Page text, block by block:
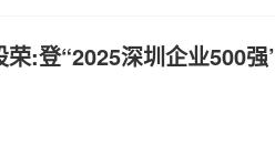
荣:登“2025深圳企业500